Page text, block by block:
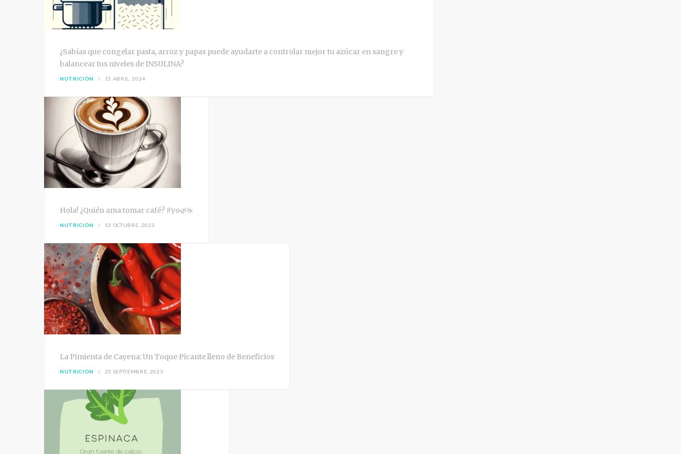
¿Sabías que congelar pasta, arroz y papas puede ayudarte a controlar mejor tu azúcar en sangre y
balancear tus niveles de INSULINA?
NUTRICIÓN 15 ABRIL, 2024
Hola! ¿Quién ama tomar café? #yo🌿☕
NUTRICIÓN 13 OCTUBRE, 2023
La Pimienta de Cayena: Un Toque Picante lleno de Beneficios
NUTRICIÓN 25 SEPTIEMBRE, 2023